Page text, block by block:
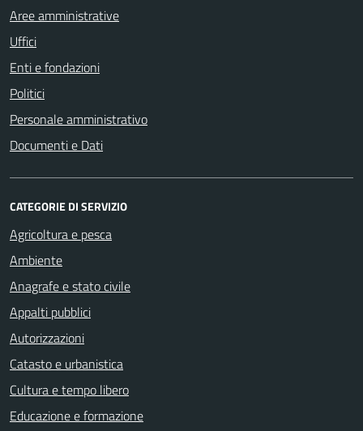
Aree amministrative
Uffici
Enti e fondazioni
Politici
Personale amministrativo
Documenti e Dati
CATEGORIE DI SERVIZIO
Agricoltura e pesca
Ambiente
Anagrafe e stato civile
Appalti pubblici
Autorizzazioni
Catasto e urbanistica
Cultura e tempo libero
Educazione e formazione